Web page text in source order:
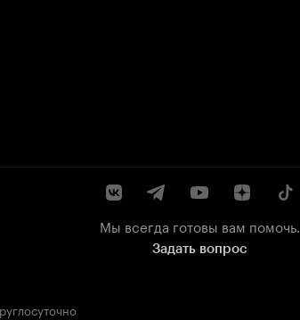
Мы всегда готовы вам помочь.
Задать вопрос